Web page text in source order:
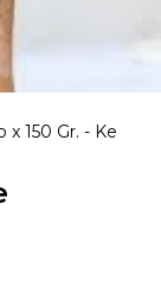
x 150 Gr. - Ke